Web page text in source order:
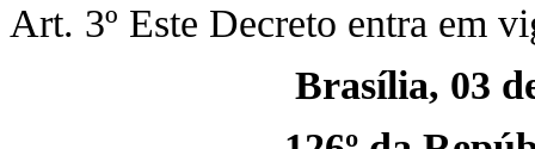
Art. 3º Este Decreto entra em
Brasília, 03